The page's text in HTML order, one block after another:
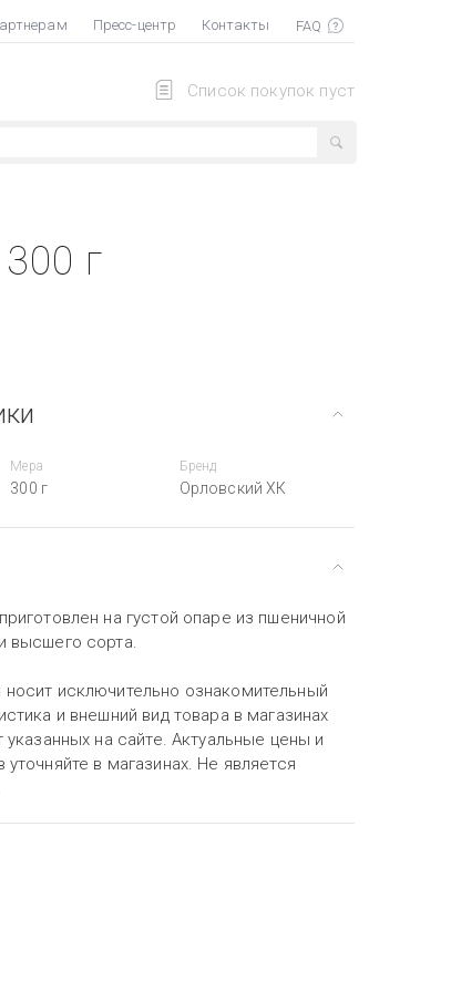
Пресс-центр Контакты
Список покупок пуст
г
Мера
300 г
Бренд
Орловский ХК
на густой опаре из пшеничной
высшего сорта.
исключительно ознакомительный
и внешний вид товара в магазинах
указанных на сайте. Актуальные цены и
уточняйте в магазинах. Не является